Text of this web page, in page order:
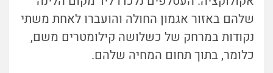
שלהם באזור אגמון החולה והועברו לאחת משתי
נקודות במרחק של כשלושה קילומטרים משם,
כלומר, בתוך תחום המחיה שלהם.